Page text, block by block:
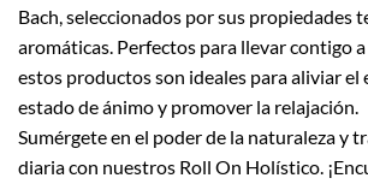
Bach, seleccionados por sus propiedades
aromáticas. Perfectos para llevar contigo
estos productos son ideales para aliviar el
estado de ánimo y promover la relajación.
Sumérgete en el poder de la naturaleza y
diaria con nuestros Roll On Holístico.